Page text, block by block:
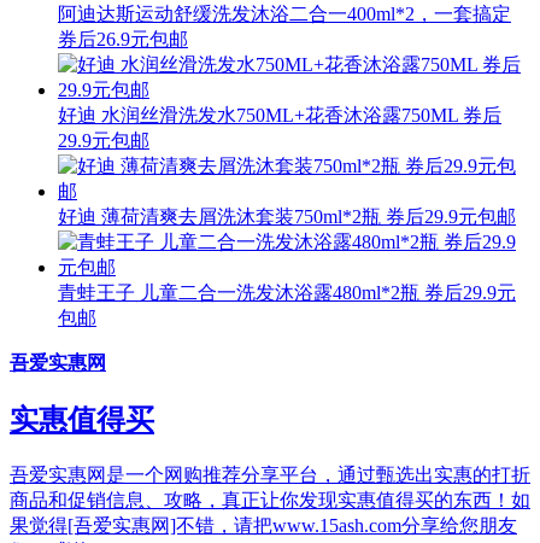
阿迪达斯运动舒缓洗发沐浴二合一400ml*2，一套搞定
券后26.9元包邮
好迪 水润丝滑洗发水750ML+花香沐浴露750ML 券后
29.9元包邮
好迪 薄荷清爽去屑洗沐套装750ml*2瓶 券后29.9元包邮
青蛙王子 儿童二合一洗发沐浴露480ml*2瓶 券后29.9元
包邮
吾爱实惠网
实惠值得买
吾爱实惠网是一个网购推荐分享平台，通过甄选出实惠的打折
商品和促销信息、攻略，真正让你发现实惠值得买的东西！如
果觉得[吾爱实惠网]不错，请把www.15ash.com分享给您朋友